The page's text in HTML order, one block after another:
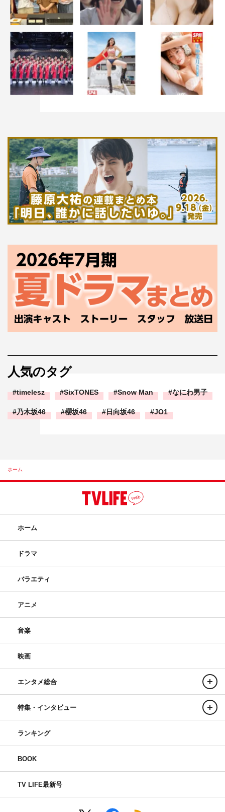
人気のタグ
timelesz SixTONES Snow Man なにわ男子
乃木坂46 櫻坂46 日向坂46 JO1
ホーム
ホーム
ドラマ
バラエティ
アニメ
音楽
映画
エンタメ総合
特集・インタビュー
ランキング
BOOK
TV LIFE最新号